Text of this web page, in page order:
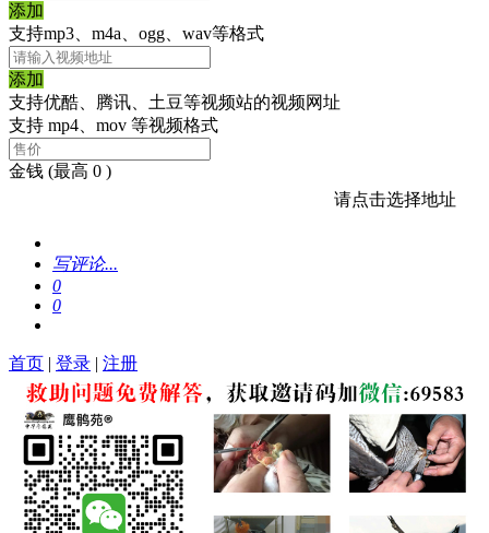
添加
支持mp3、m4a、ogg、wav等格式
添加
支持优酷、腾讯、土豆等视频站的视频网址
支持 mp4、mov 等视频格式
金钱 (最高 0 )
请点击选择地址
写评论...
0
0
首页 | 登录 | 注册